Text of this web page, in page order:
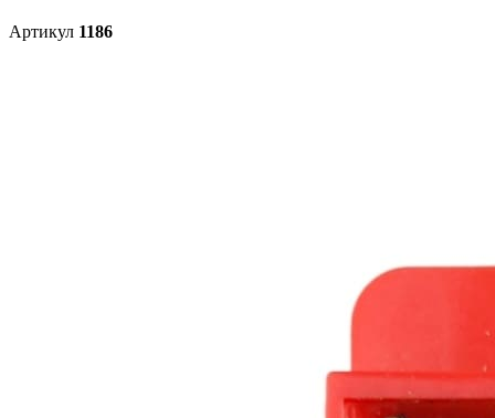
Артикул 1186